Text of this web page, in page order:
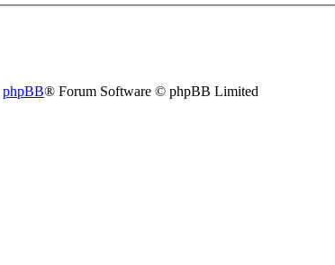
phpBB® Forum Software © phpBB Limited